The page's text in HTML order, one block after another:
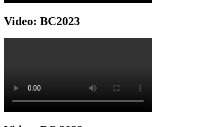
Video: BC2023